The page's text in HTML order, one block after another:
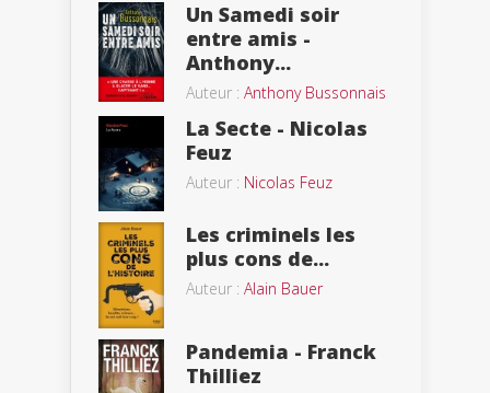
Un Samedi soir
entre amis -
Anthony...
Auteur : Anthony Bussonnais
La Secte - Nicolas
Feuz
Auteur : Nicolas Feuz
Les criminels les
plus cons de...
Auteur : Alain Bauer
Pandemia - Franck
Thilliez